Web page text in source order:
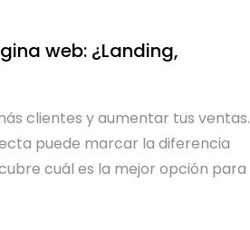
web: ¿Landing,
clientes y aumentar tus ventas.
puede marcar la diferencia
cuál es la mejor opción para